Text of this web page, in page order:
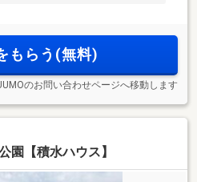
もらう(無料)
のお問い合わせページへ移動します
園【積水ハウス】